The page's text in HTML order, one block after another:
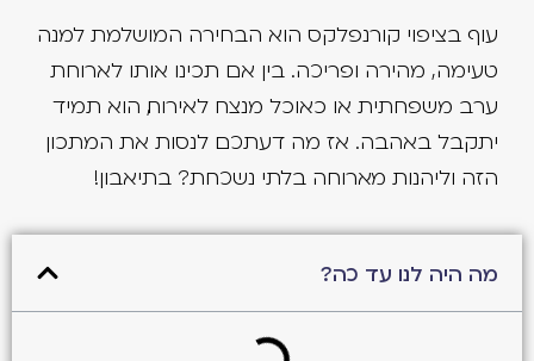
עוף בציפוי קורנפלקס הוא הבחירה המושלמת למנה
טעימה, מהירה ופריכה. בין אם תכינו אותו לארוחת
ערב משפחתית או כאוכל מנצח לאירוח, הוא תמיד
יתקבל באהבה. אז מה דעתכם לנסות את המתכון
הזה וליהנות מארוחה בלתי נשכחת? בתיאבון!
מה היה לנו עד כה?